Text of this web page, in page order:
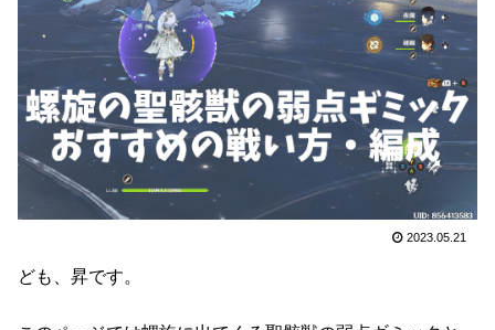
2023.05.21
ども、昇です。